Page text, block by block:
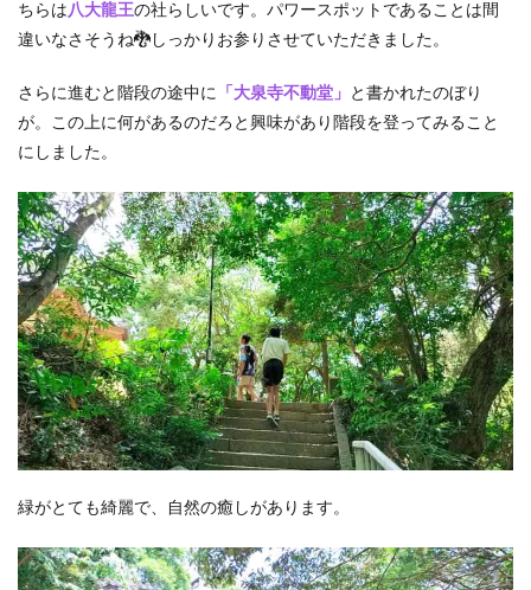
ちらは八大龍王の社らしいです。パワースポットであることは間
違いなさそうね🐉しっかりお参りさせていただきました。
さらに進むと階段の途中に 「大泉寺不動堂」
と書かれたのぼり
が。この上に何があるのだろと興味があり階段を登ってみること
にしました。
緑がとても綺麗で、自然の癒しがあります。